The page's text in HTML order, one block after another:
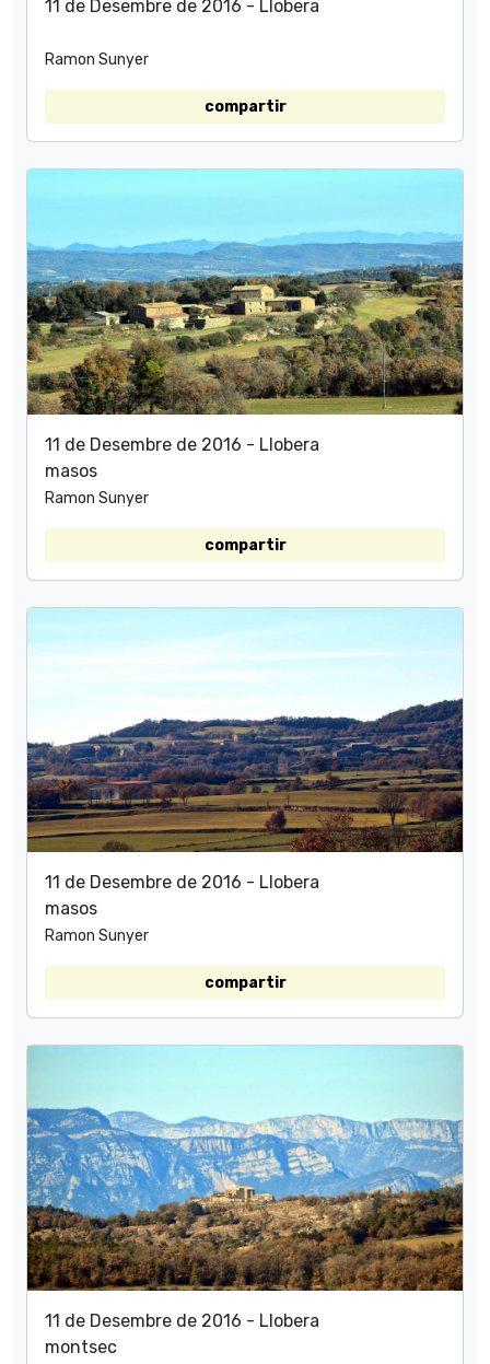
11 de Desembre de 2016 - Llobera
Ramon Sunyer
compartir
11 de Desembre de 2016 - Llobera
masos
Ramon Sunyer
compartir
11 de Desembre de 2016 - Llobera
masos
Ramon Sunyer
compartir
11 de Desembre de 2016 - Llobera
montsec